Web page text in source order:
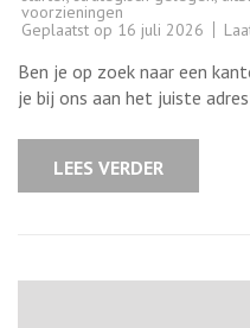
voorzieningen
Geplaatst op 16 juli 2026
Ben je op zoek naar een
je bij ons aan het juiste
LEES VERDER